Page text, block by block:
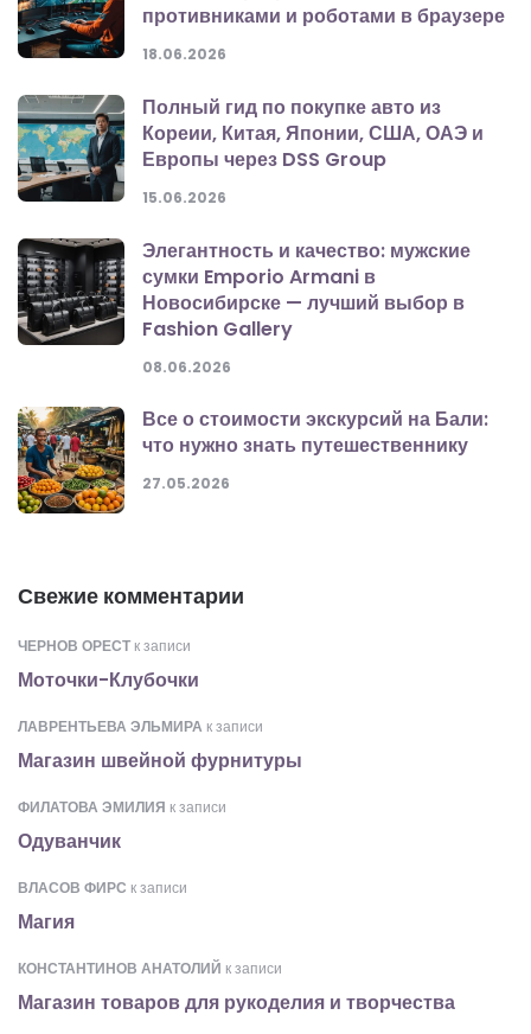
противниками и роботами в браузере
18.06.2026
Полный гид по покупке авто из
Кореии, Китая, Японии, США, ОАЭ и
Европы через DSS Group
15.06.2026
Элегантность и качество: мужские
сумки Emporio Armani в
Новосибирске — лучший выбор в
Fashion Gallery
08.06.2026
Все о стоимости экскурсий на Бали:
что нужно знать путешественнику
27.05.2026
Свежие комментарии
ЧЕРНОВ ОРЕСТ к записи
Моточки-Клубочки
ЛАВРЕНТЬЕВА ЭЛЬМИРА к записи
Магазин швейной фурнитуры
ФИЛАТОВА ЭМИЛИЯ к записи
Одуванчик
ВЛАСОВ ФИРС к записи
Магия
КОНСТАНТИНОВ АНАТОЛИЙ к записи
Магазин товаров для рукоделия и творчества